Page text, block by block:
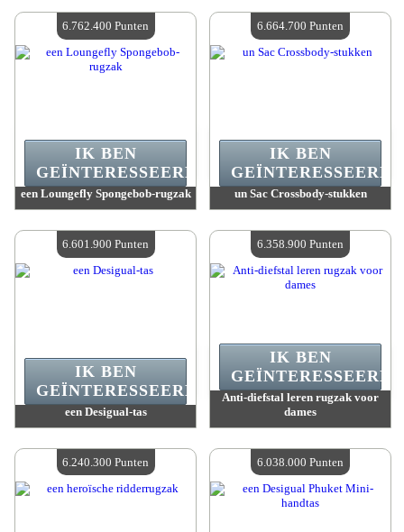
Beschikbare hoeveelheid :4
Beschikbare hoeveelheid :4
een Loungefly Spongebob-rugzak
Beschikbare hoeveelheid :4
IK BEN
GEÏNTERESSEERD.
6.762.400 Punten
un Sac Crossbody-stukken
Beschikbare hoeveelheid :4
IK BEN
GEÏNTERESSEERD.
6.664.700 Punten
een Desigual-tas
Beschikbare hoeveelheid :4
IK BEN
GEÏNTERESSEERD.
6.601.900 Punten
Anti-diefstal leren rugzak voor
dames
Beschikbare hoeveelheid :4
IK BEN
GEÏNTERESSEERD.
6.358.900 Punten
6.240.300 Punten 6.038.000 Punten